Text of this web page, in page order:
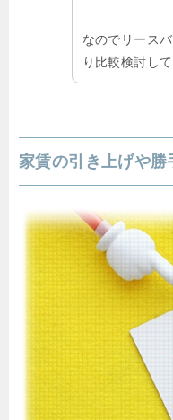
なのでリース
り比較検討して
家賃の引き上げや勝